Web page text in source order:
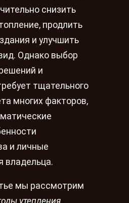
снизить
продлить
и улучшить
Однако выбор
и
тщательного
многих факторов,
и личные
владельца.
мы рассмотрим